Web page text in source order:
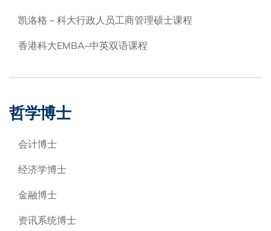
凯洛格 – 科大行政人员工商管理硕士课程
香港科大EMBA–中英双语课程
哲学博士
会计博士
经济学博士
金融博士
资讯系统博士